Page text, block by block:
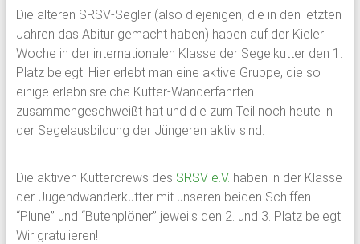
Plön
1951
von
ehemaligen
Schülern
des
Plöner
gegründet,
bildet
sie
den
Die älteren SRSV-Segler (also diejenigen, die in den letzten
Jahren das Abitur gemacht haben) haben auf der Kieler
Woche in der internationalen Klasse der Segelkutter den 1.
Platz belegt. Hier erlebt man eine aktive Gruppe, die so
einige erlebnisreiche Kutter-Wanderfahrten
zusammengeschweißt hat und die zum Teil noch heute in
der Segelausbildung der Jüngeren aktiv sind.
Die aktiven Kuttercrews des SRSV e.V. haben in der Klasse
der Jugendwanderkutter mit unseren beiden Schiffen
“Plune” und “Butenplöner” jeweils den 2. und 3. Platz belegt.
Wir gratulieren!